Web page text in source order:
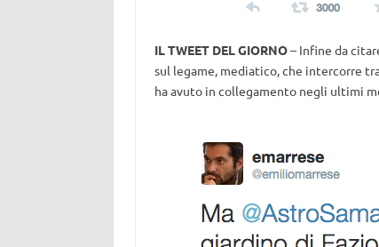
IL TWEET DEL GIORNO– Infine da
sul legame, mediatico, che intercorre
ha avuto in collegamento negli ultimi